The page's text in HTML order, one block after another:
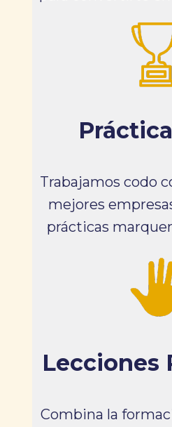
Trabajamos codo
mejores
prácticas
Lecciones
Combina la